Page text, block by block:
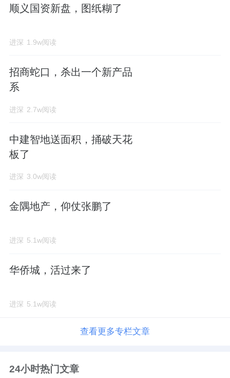
顺义国资新盘，图纸糊了
进深 1.9w阅读
招商蛇口，杀出一个新产品
系
进深 2.7w阅读
中建智地送面积，捅破天花
板了
进深 3.0w阅读
金隅地产，仰仗张鹏了
进深 5.1w阅读
华侨城，活过来了
进深 5.1w阅读
查看更多专栏文章
24小时热门文章